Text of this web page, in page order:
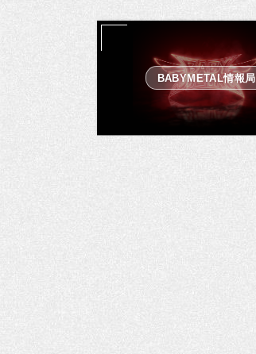
BABYMETAL情報局